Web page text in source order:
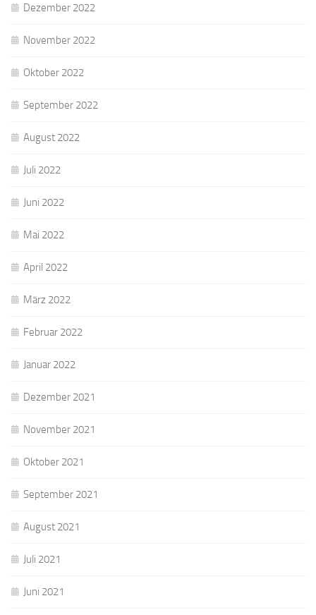
Dezember 2022
November 2022
Oktober 2022
September 2022
August 2022
Juli 2022
Juni 2022
Mai 2022
April 2022
März 2022
Februar 2022
Januar 2022
Dezember 2021
November 2021
Oktober 2021
September 2021
August 2021
Juli 2021
Juni 2021